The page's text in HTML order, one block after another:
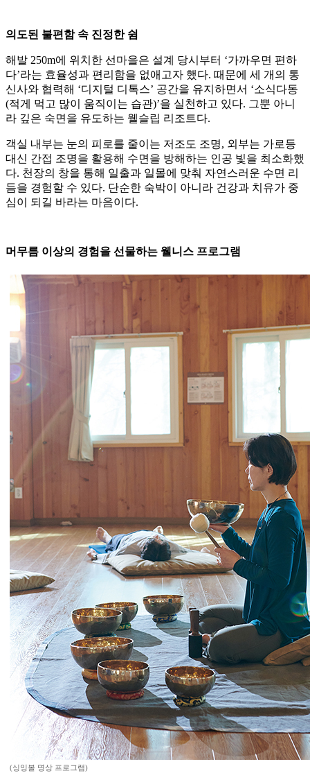
의도된 불편함 속 진정한 쉼
해발 250m에 위치한 선마을은 설계 당시부터 ‘가까우면 편하
다’라는 효율성과 편리함을 없애고자 했다. 때문에 세 개의 통
신사와 협력해 ‘디지털 디톡스’ 공간을 유지하면서 ‘소식다동
(적게 먹고 많이 움직이는 습관)’을 실천하고 있다. 그뿐 아니
라 깊은 숙면을 유도하는 웰슬립 리조트다.
객실 내부는 눈의 피로를 줄이는 저조도 조명, 외부는 가로등
대신 간접 조명을 활용해 수면을 방해하는 인공 빛을 최소화했
다. 천장의 창을 통해 일출과 일몰에 맞춰 자연스러운 수면 리
듬을 경험할 수 있다. 단순한 숙박이 아니라 건강과 치유가 중
심이 되길 바라는 마음이다.
머무름 이상의 경험을 선물하는 웰니스 프로그램
(싱잉볼 명상 프로그램)